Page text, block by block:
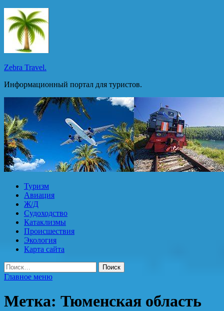
Перейти
к
содержимому
Zebra Travel.
Информационный портал для туристов.
Туризм
Авиация
Ж/Д
Судоходство
Катаклизмы
Происшествия
Экология
Карта сайта
Найти:
Главное меню
Метка: Тюменская область